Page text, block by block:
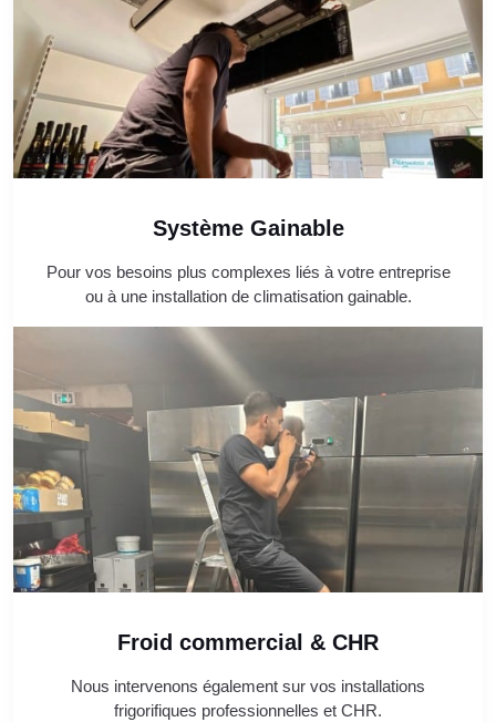
Système Gainable
Pour vos besoins plus complexes liés à votre entreprise
ou à une installation de climatisation gainable.
Froid commercial & CHR
Nous intervenons également sur vos installations
frigorifiques professionnelles et CHR.